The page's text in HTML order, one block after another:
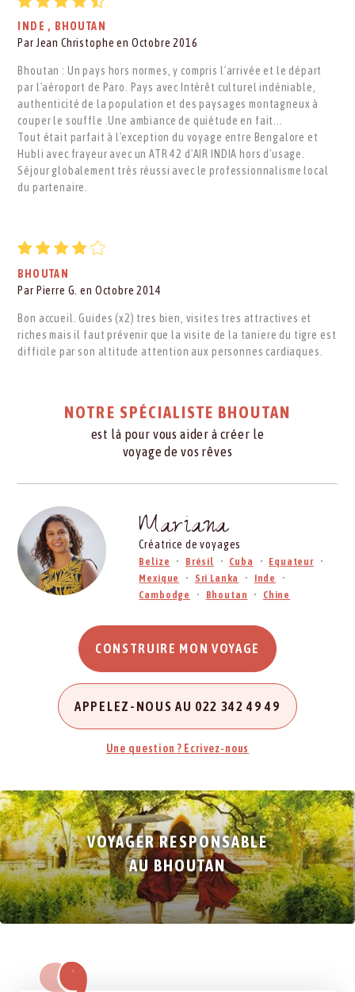
INDE , BHOUTAN
Par Jean Christophe en Octobre 2016
Bhoutan : Un pays hors normes, y compris l'arrivée et le départ
par l'aéroport de Paro. Pays avec Intérêt culturel indéniable,
authenticité de la population et des paysages montagneux à
couper le souffle .Une ambiance de quiétude en fait...
Tout était parfait à l'exception du voyage entre Bengalore et
Hubli avec frayeur avec un ATR 42 d'AIR INDIA hors d'usage.
Séjour globalement très réussi avec le professionnalisme local
du partenaire.
BHOUTAN
Par Pierre G. en Octobre 2014
Bon accueil. Guides (x2) tres bien, visites tres attractives et
riches mais il faut prévenir que la visite de la taniere du tigre est
difficile par son altitude attention aux personnes cardiaques.
NOTRE SPÉCIALISTE BHOUTAN
est là pour vous aider à créer le
voyage de vos rêves
Mariana
Créatrice de voyages
Belize Brésil Cuba
Equateur
Mexique
Sri Lanka
Inde
Cambodge
Bhoutan Chine
CONSTRUIRE MON VOYAGE
APPELEZ-NOUS AU 022 342 49 49
Une question ? Ecrivez-nous
VOYAGER RESPONSABLE
AU BHOUTAN